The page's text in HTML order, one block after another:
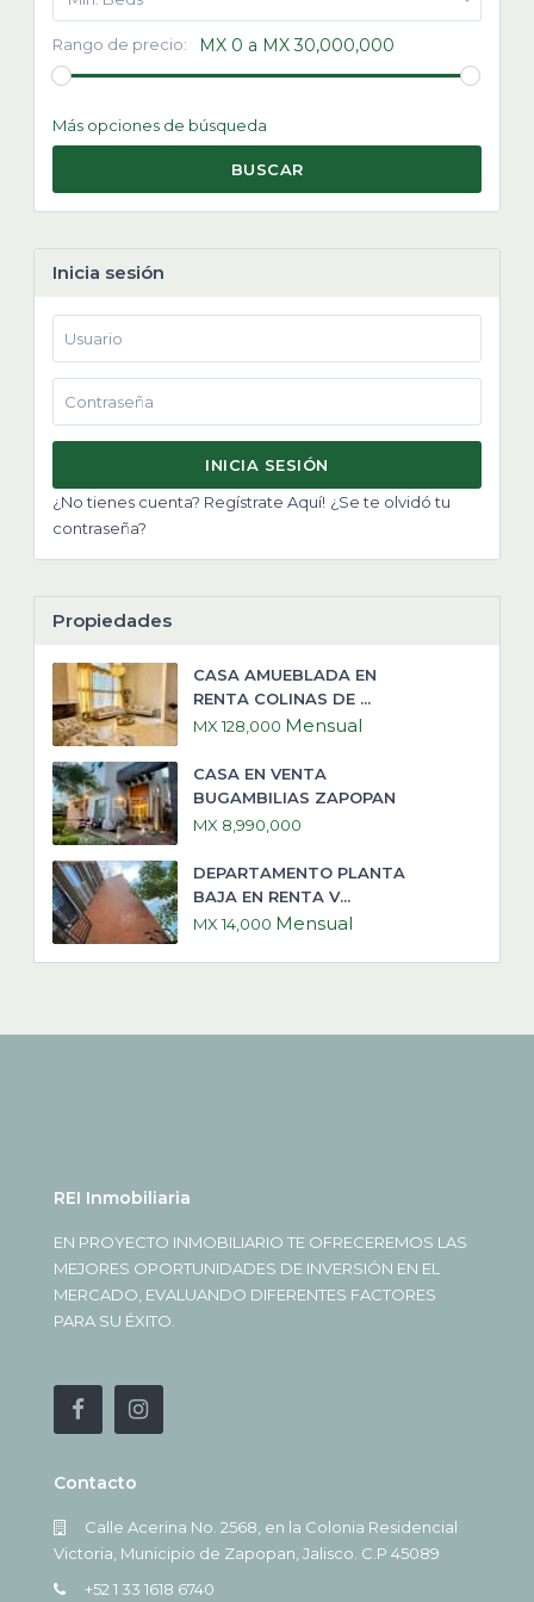
Rango de precio: MX 0 a MX 30,000,000
Más opciones de búsqueda
BUSCAR
Inicia sesión
INICIA SESIÓN
¿No tienes cuenta? Regístrate Aquí! ¿Se te olvidó tu
contraseña?
Propiedades
CASA AMUEBLADA EN
RENTA COLINAS DE ...
MX 128,000 Mensual
CASA EN VENTA
BUGAMBILIAS ZAPOPAN
MX 8,990,000
DEPARTAMENTO PLANTA
BAJA EN RENTA V...
MX 14,000 Mensual
REI Inmobiliaria
EN PROYECTO INMOBILIARIO TE OFRECEREMOS LAS
MEJORES OPORTUNIDADES DE INVERSIÓN EN EL
MERCADO, EVALUANDO DIFERENTES FACTORES
PARA SU ÉXITO.
Contacto
Calle Acerina No. 2568, en la Colonia Residencial
Victoria, Municipio de Zapopan, Jalisco. C.P 45089
+52 1 33 1618 6740